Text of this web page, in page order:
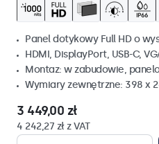
Panel dotykowy Full HD o
HDMI, DisplayPort, USB-C,
Montaz: w zabudowie,
Wymiary zewnętrzne: 398 x
3 449,00 zł
4 242,27 zł z VAT